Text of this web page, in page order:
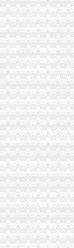
三公示”活动
训教师及班主任联席会议
干部
”重庆公司注销活动
口工作行为